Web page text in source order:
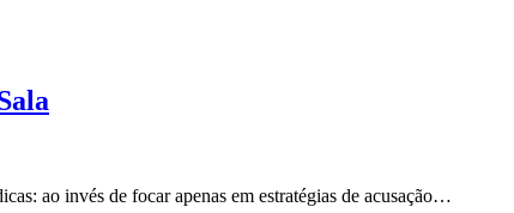
ao invés de focar apenas em estratégias de acusação…